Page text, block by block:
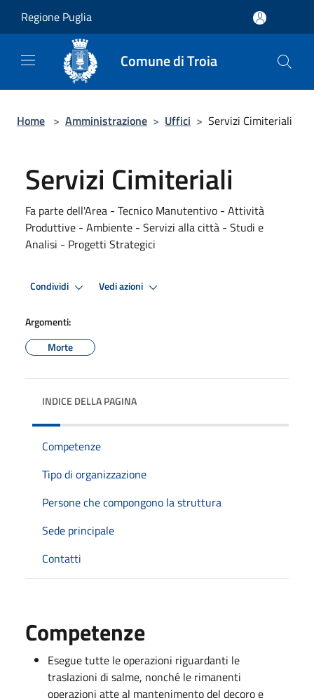
Regione Puglia
Comune di Troia
Home > Amministrazione > Uffici > Servizi Cimiteriali
Servizi Cimiteriali
Fa parte dell'Area - Tecnico Manutentivo - Attività
Produttive - Ambiente - Servizi alla città - Studi e
Analisi - Progetti Strategici
Condividi Vedi azioni
Argomenti:
Morte
INDICE DELLA PAGINA
Competenze
Tipo di organizzazione
Persone che compongono la struttura
Sede principale
Contatti
Competenze
Esegue tutte le operazioni riguardanti le
traslazioni di salme, nonché le rimanenti
operazioni atte al mantenimento del decoro e